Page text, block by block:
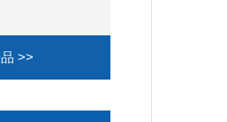
>>